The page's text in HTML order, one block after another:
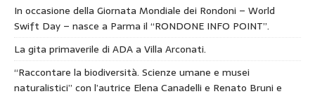
In occasione della Giornata Mondiale dei Rondoni – World
Swift Day – nasce a Parma il “RONDONE INFO POINT”.
La gita primaverile di ADA a Villa Arconati.
“Raccontare la biodiversità. Scienze umane e musei
naturalistici” con l’autrice Elena Canadelli e Renato Bruni e